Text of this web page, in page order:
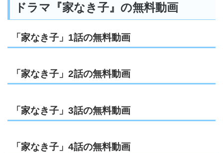
ドラマ『家なき子』の無料動画
「家なき子」1話の無料動画
「家なき子」2話の無料動画
「家なき子」3話の無料動画
「家なき子」4話の無料動画